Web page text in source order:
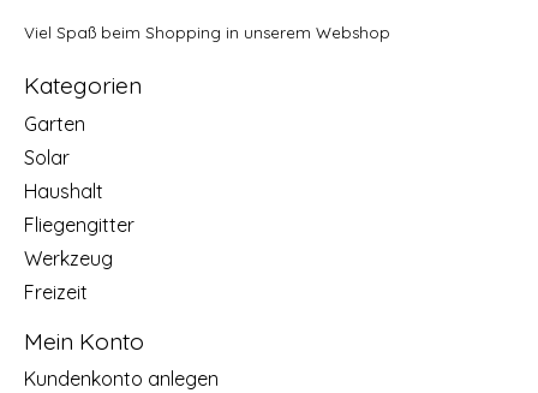
Viel Spaß beim Shopping in unserem Webshop
Kategorien
Garten
Solar
Haushalt
Fliegengitter
Werkzeug
Freizeit
Mein Konto
Kundenkonto anlegen